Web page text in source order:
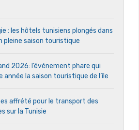
: les hôtels tunisiens plongés dans
pleine saison touristique
2026: l’événement phare qui
la saison touristique de l’île
affrété pour le transport des
sur la Tunisie